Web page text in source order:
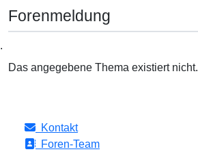
Forenmeldung
.
Das angegebene Thema existiert nicht.
Kontakt
Foren-Team